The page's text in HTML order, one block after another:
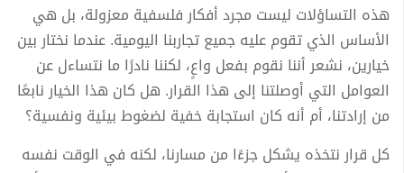
هذه التساؤلات ليست مجرد أفكار فلسفية معزولة، بل هي
الأساس الذي تقوم عليه جميع تجاربنا اليومية. عندما نختار بين
خيارين، نشعر أننا نقوم بفعل واعٍ، لكننا نادرًا ما نتساءل عن
العوامل التي أوصلتنا إلى هذا القرار. هل كان هذا الخيار نابعًا
من إرادتنا، أم أنه كان استجابة خفية لضغوط بيئية ونفسية؟
كل قرار نتخذه يشكل جزءًا من مسارنا، لكنه في الوقت نفسه